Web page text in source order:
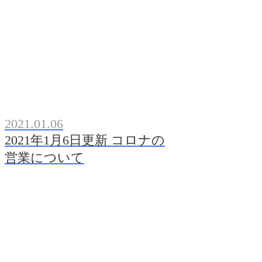
2021.01.06
2021年1月6日更新 コロナの
営業について